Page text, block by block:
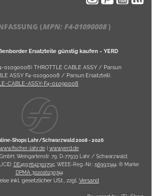
(MPN: F4-01090008)
Ersatzteile günstig kaufen - YERD
01090008) THROTTLE CABLE ASSY / Parsun
ASSY F4-01090008 / Parsun Ersatzteil).
CABLE-ASSY-F4-01090008
Shops Lahr/Schwarzwald 2008 -2026
www.fischer-lahr.de| www.yerd.de
Weingartenstr. 79; D-77933 Lahr / Schwarzwald;
DE4597642301795; WEEE-Reg.-Nr.: 56993344, ® Marke
DPMA 302016230744
inkl. gesetzlicher USt., zzgl. Versand